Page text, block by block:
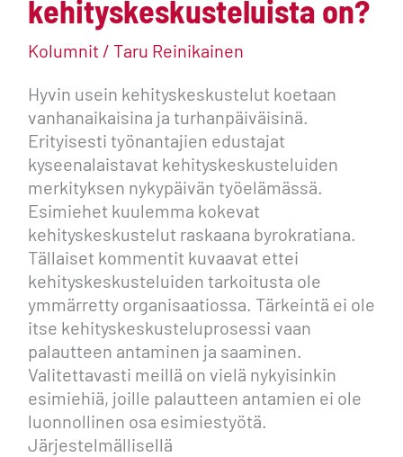
kehityskeskusteluista on?
Kolumnit/ Taru Reinikainen
Hyvin usein kehityskeskustelut koetaan
vanhanaikaisina ja turhanpäiväisinä.
Erityisesti työnantajien edustajat
kyseenalaistavat kehityskeskusteluiden
merkityksen nykypäivän työelämässä.
Esimiehet kuulemma kokevat
kehityskeskustelut raskaana byrokratiana.
Tällaiset kommentit kuvaavat ettei
kehityskeskusteluiden tarkoitusta ole
ymmärretty organisaatiossa. Tärkeintä ei ole
itse kehityskeskusteluprosessi vaan
palautteen antaminen ja saaminen.
Valitettavasti meillä on vielä nykyisinkin
esimiehiä, joille palautteen antamien ei ole
luonnollinen osa esimiestyötä.
Järjestelmällisellä